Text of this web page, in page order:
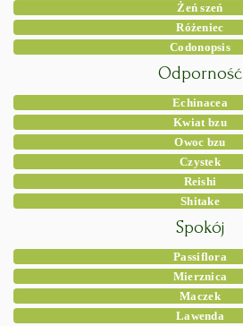
Żeń szeń
Różeniec
Codonopsis
Odporność
Echinacea
Kwiat bzu
Owoc bzu
Czystek
Reishi
Shitake
Spokój
Passiflora
Mierznica
Maczek
Lawenda